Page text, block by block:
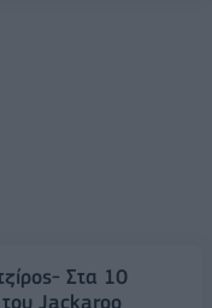
Στα 10
του Jackaroo